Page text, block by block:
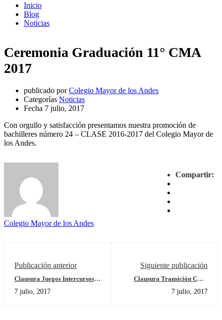
Inicio
Blog
Noticias
Ceremonia Graduación 11° CMA
2017
publicado por Colegio Mayor de los Andes
Categorías Noticias
Fecha 7 julio, 2017
Con orgullo y satisfacción presentamos nuestra promoción de
bachilleres número 24 – CLASE 2016-2017 del Colegio Mayor de
los Andes.
antalya
escort
bayan
escort
antalya
Compartir:
Colegio Mayor de los Andes
Publicación anterior
Clausura Juegos Intercursos
7 julio, 2017
Siguiente publicación
Clausura Transición CMA
7 julio, 2017